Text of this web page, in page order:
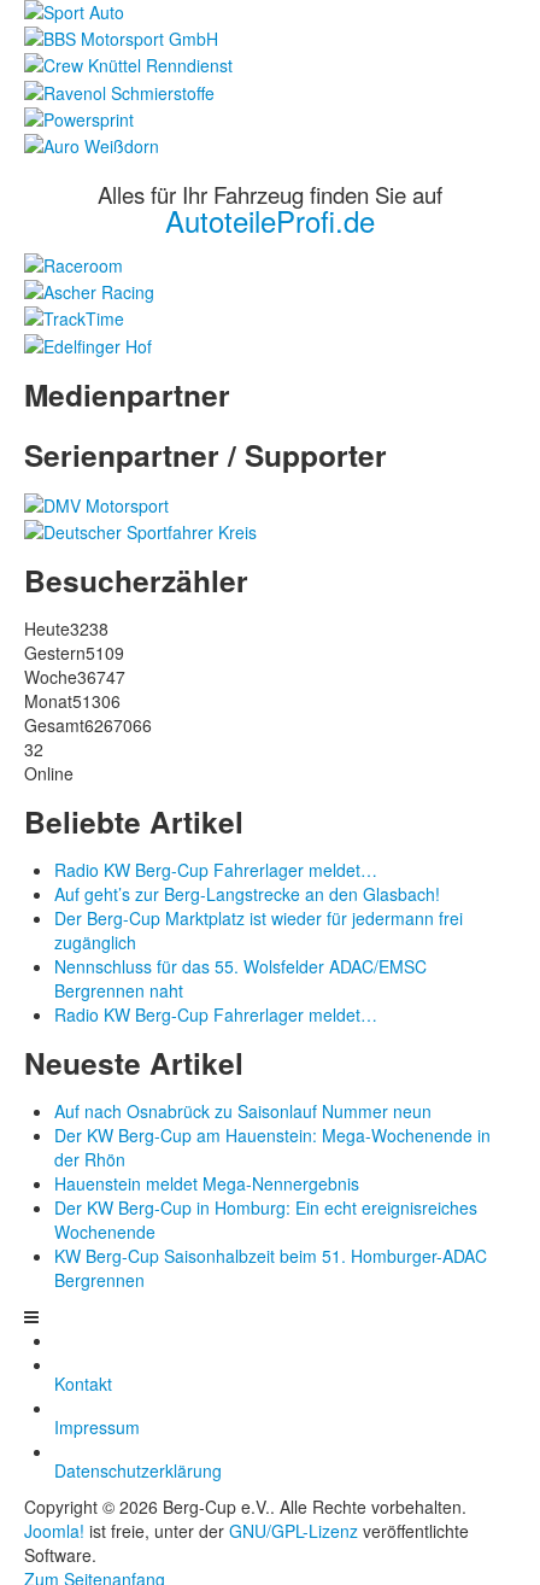
Alles für Ihr Fahrzeug finden Sie auf
AutoteileProfi.de
Medienpartner
Serienpartner / Supporter
Besucherzähler
Heute3238
Gestern5109
Woche36747
Monat51306
Gesamt6267066
32
Online
Beliebte Artikel
Radio KW Berg-Cup Fahrerlager meldet…
Auf geht’s zur Berg-Langstrecke an den Glasbach!
Der Berg-Cup Marktplatz ist wieder für jedermann frei
zugänglich
Nennschluss für das 55. Wolsfelder ADAC/EMSC
Bergrennen naht
Radio KW Berg-Cup Fahrerlager meldet…
Neueste Artikel
Auf nach Osnabrück zu Saisonlauf Nummer neun
Der KW Berg-Cup am Hauenstein: Mega-Wochenende in
der Rhön
Hauenstein meldet Mega-Nennergebnis
Der KW Berg-Cup in Homburg: Ein echt ereignisreiches
Wochenende
KW Berg-Cup Saisonhalbzeit beim 51. Homburger-ADAC
Bergrennen
Kontakt
Impressum
Datenschutzerklärung
Copyright © 2026 Berg-Cup e.V.. Alle Rechte vorbehalten.
Joomla! ist freie, unter der GNU/GPL-Lizenz veröffentlichte
Software.
Zum Seitenanfang